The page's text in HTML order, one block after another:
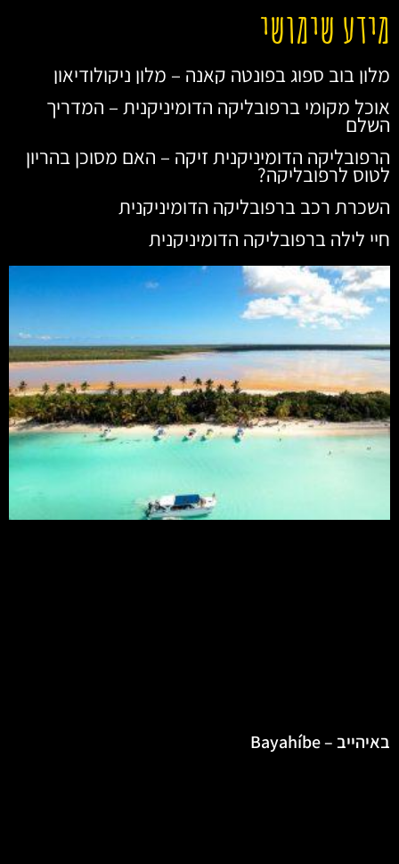
מידע שימושי
מלון בוב ספוג בפונטה קאנה – מלון ניקולודיאון
אוכל מקומי ברפובליקה הדומיניקנית – המדריך
השלם
הרפובליקה הדומיניקנית זיקה – האם מסוכן בהריון
לטוס לרפובליקה?
השכרת רכב ברפובליקה הדומיניקנית
חיי לילה ברפובליקה הדומיניקנית
באיהייב – Bayahíbe